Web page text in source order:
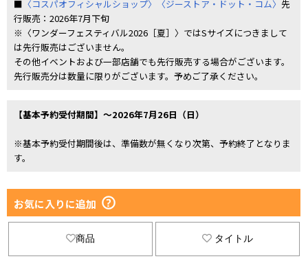
■ 〈コスパオフィシャルショップ〉 〈ジーストア・ドット・コム〉 先
行販売：2026年7月下旬
※〈ワンダーフェスティバル2026［夏］〉ではSサイズにつきまして
は先行販売はございません。
その他イベントおよび一部店舗でも先行販売する場合がございます。
先行販売分は数量に限りがございます。予めご了承ください。
【基本予約受付期間】～2026年7月26日（日）
※基本予約受付期間後は、準備数が無くなり次第、予約終了となりま
す。
お気に入りに追加
商品 タイトル